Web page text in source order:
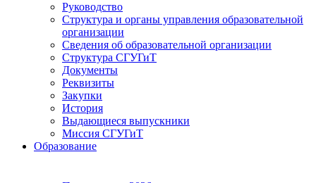
Руководство
Структура и органы управления образовательной
организации
Сведения об образовательной организации
Структура СГУГиТ
Документы
Реквизиты
Закупки
История
Выдающиеся выпускники
Миссия СГУГиТ
Образование